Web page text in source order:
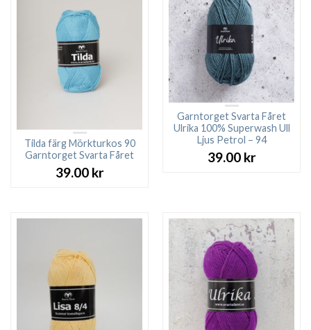
Tilda färg Mörkturkos 90
Garntorget Svarta Fåret
39.00 kr
Garntorget Svarta Fåret
Ulrika 100% Superwash Ull
Ljus Petrol – 94
39.00 kr